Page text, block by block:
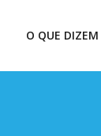
O QUE DIZEM